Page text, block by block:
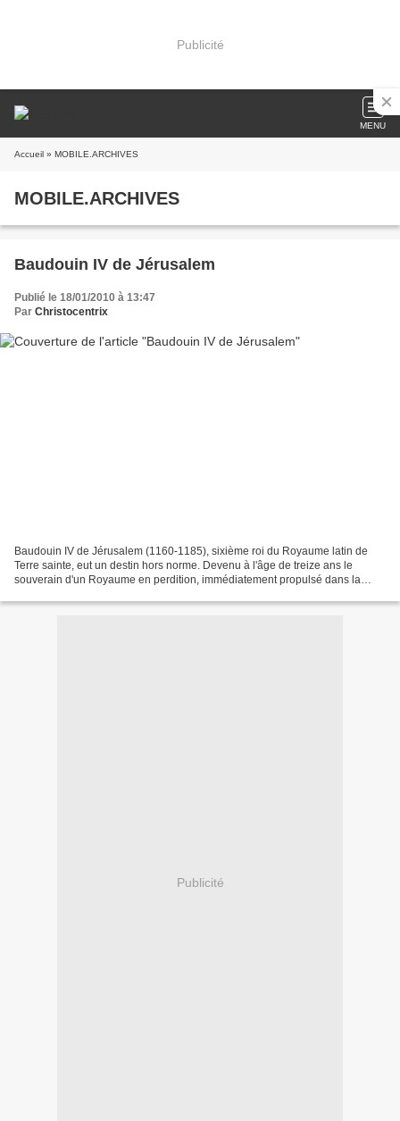
Publicité
MENU
Accueil » MOBILE.ARCHIVES
MOBILE.ARCHIVES
Baudouin IV de Jérusalem
Publié le 18/01/2010 à 13:47
Par Christocentrix
Baudouin IV de Jérusalem (1160-1185), sixième roi du Royaume latin de
Terre sainte, eut un destin hors norme. Devenu à l'âge de treize ans le
souverain d'un Royaume en perdition, immédiatement propulsé dans la
Publicité